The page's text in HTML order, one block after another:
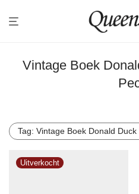
Vintage Boek
Tag: Vintage Boek Donald Duck